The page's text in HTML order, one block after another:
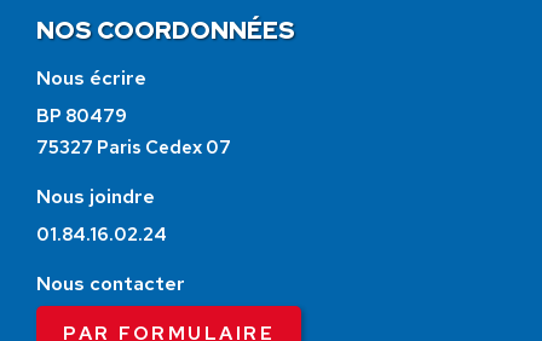
NOS COORDONNÉES
Nous écrire
BP 80479
75327 Paris Cedex 07
Nous joindre
01.84.16.02.24
Nous contacter
PAR FORMULAIRE